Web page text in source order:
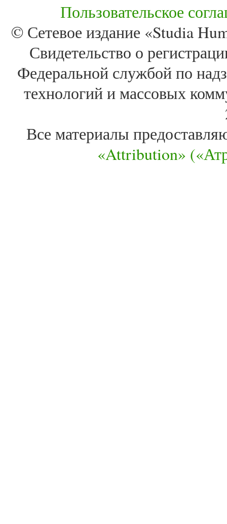
Пользовательское
© Сетевое издание «Studia
Свидетельство о
Федеральной службой по
технологий и массовых
Все материалы
«Attribution»